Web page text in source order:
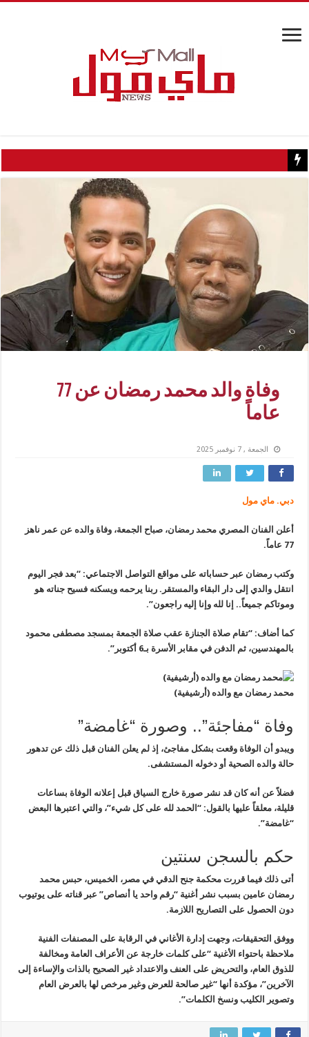
كيف تسبب سائح كويتي في إغلاق منزل عبدالحليم حافظ ومنع
وفاة والد محمد رمضان عن 77
عاماً
الجمعة , 7 نوفمبر 2025
دبي. ماي مول
أعلن الفنان المصري محمد رمضان، صباح الجمعة، وفاة والده عن عمر ناهز
77 عاماً.
وكتب رمضان عبر حساباته على مواقع التواصل الاجتماعي: “بعد فجر اليوم
انتقل والدي إلى دار البقاء والمستقر. ربنا يرحمه ويسكنه فسيح جناته هو
وموتاكم جميعاً.. إنا لله وإنا إليه راجعون”.
كما أضاف: “تقام صلاة الجنازة عقب صلاة الجمعة بمسجد مصطفى محمود
بالمهندسين، ثم الدفن في مقابر الأسرة بـ6 أكتوبر”.
محمد رمضان مع والده (أرشيفية)
وفاة “مفاجئة”.. وصورة “غامضة”
ويبدو أن الوفاة وقعت بشكل مفاجئ، إذ لم يعلن الفنان قبل ذلك عن تدهور
حالة والده الصحية أو دخوله المستشفى.
فضلاً عن أنه كان قد نشر صورة خارج السياق قبل إعلانه الوفاة بساعات
قليلة، معلقاً عليها بالقول: “الحمد لله على كل شيء”، والتي اعتبرها البعض
“غامضة”.
حكم بالسجن سنتين
أتى ذلك فيما قررت محكمة جنح الدقي في مصر، الخميس، حبس محمد
رمضان عامين بسبب نشر أغنية “رقم واحد يا أنصاص” عبر قناته على يوتيوب
دون الحصول على التصاريح اللازمة.
ووفق التحقيقات، وجهت إدارة الأغاني في الرقابة على المصنفات الفنية
ملاحظة باحتواء الأغنية “على كلمات خارجة عن الأعراف العامة ومخالفة
للذوق العام، والتحريض على العنف والاعتداد غير الصحيح بالذات والإساءة إلى
الآخرين”، مؤكدة أنها “غير صالحة للعرض وغير مرخص لها بالعرض العام
وتصوير الكليب ونسخ الكلمات”.